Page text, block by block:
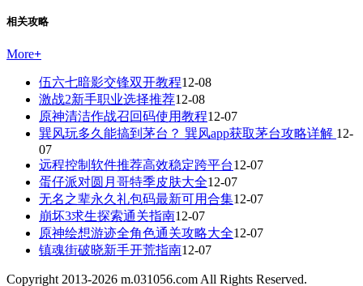
相关攻略
More+
伍六七暗影交锋双开教程12-08
激战2新手职业选择推荐12-08
原神清洁作战召回码使用教程12-07
巽风玩多久能搞到茅台？ 巽风app获取茅台攻略详解 12-
07
远程控制软件推荐高效稳定跨平台12-07
蛋仔派对圆月哥特季皮肤大全12-07
无名之辈永久礼包码最新可用合集12-07
崩坏3求生探索通关指南12-07
原神绘想游迹全角色通关攻略大全12-07
镇魂街破晓新手开荒指南12-07
Copyright 2013-2026 m.031056.com All Rights Reserved.